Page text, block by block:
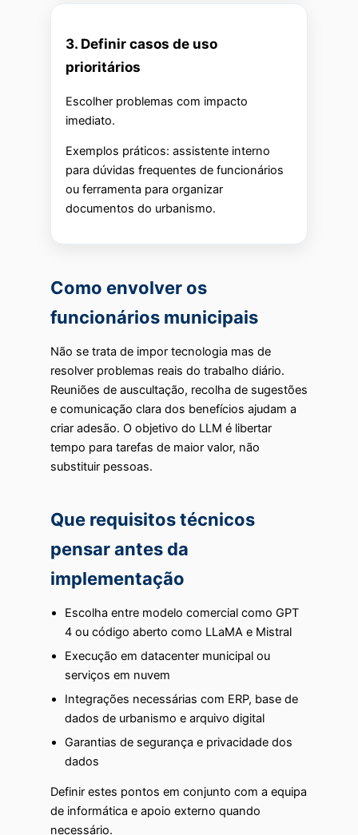
3. Definir casos de uso
prioritários
Escolher problemas com impacto
imediato.
Exemplos práticos: assistente interno
para dúvidas frequentes de funcionários
ou ferramenta para organizar
documentos do urbanismo.
Como envolver os
funcionários municipais
Não se trata de impor tecnologia mas de
resolver problemas reais do trabalho diário.
Reuniões de auscultação, recolha de sugestões
e comunicação clara dos benefícios ajudam a
criar adesão. O objetivo do LLM é libertar
tempo para tarefas de maior valor, não
substituir pessoas.
Que requisitos técnicos
pensar antes da
implementação
Escolha entre modelo comercial como GPT
4 ou código aberto como LLaMA e Mistral
Execução em datacenter municipal ou
serviços em nuvem
Integrações necessárias com ERP, base de
dados de urbanismo e arquivo digital
Garantias de segurança e privacidade dos
dados
Definir estes pontos em conjunto com a equipa
de informática e apoio externo quando
necessário.